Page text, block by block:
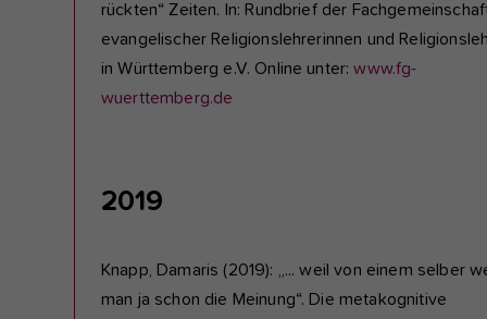
rückten“ Zeiten. In: Rundbrief der
evangelischer Religionslehrerinnen und
in Württemberg e.V. Online unter:www.fg-
wuerttemberg.de
2019
Knapp, Damaris (2019): „... weil von einem selber
man ja schon die Meinung“. Die metakognitive